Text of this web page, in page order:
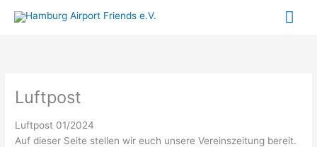
Inhalt
Luftpost
Luftpost 01/2024
Auf dieser Seite stellen wir euch unsere Vereinszeitung bereit.